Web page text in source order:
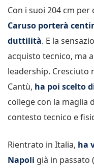
Con i suoi 204 cm
Caruso porterà
duttilità. E la
acquisto tecnico, ma
leadership. Cresciuto
Cantù, ha poi scelto
college con la maglia
contesto tecnico e
Rientrato in Italia, ha
Napoli già in passato